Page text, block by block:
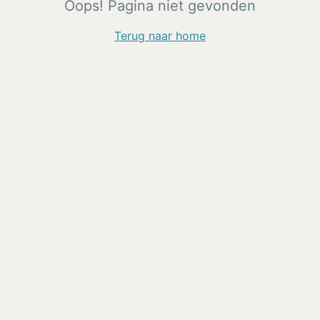
Oops! Pagina niet gevonden
Terug naar home